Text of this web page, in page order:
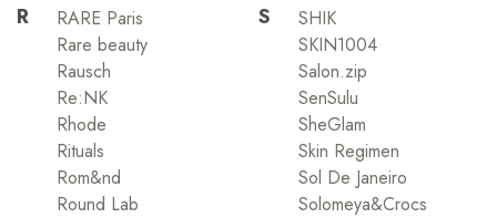
R
RARE Paris
Rare beauty
Rausch
Re:NK
Rhode
Rituals
Rom&nd
Round Lab
S
SHIK
SKIN1004
Salon.zip
SenSulu
SheGlam
Skin Regimen
Sol De Janeiro
Solomeya&Crocs